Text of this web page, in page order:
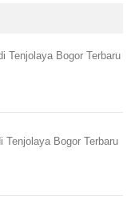
Tenjolaya Bogor Terbaru
Tenjolaya Bogor Terbaru